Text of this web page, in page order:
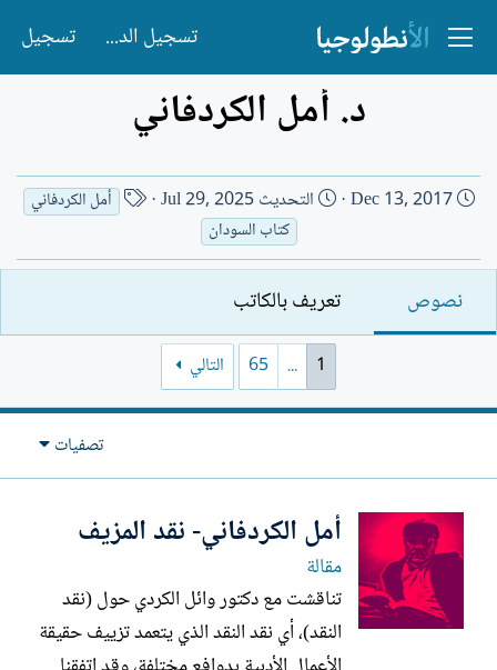
تسجيل الدخول تسجيل
د. أمل الكردفاني
ت
ر
ي
خ
ا
ن
Dec 13, 2017 التحديث Jul 29, 2025
ا
م
ا
ك
ب
أمل الكردفاني
كتاب السودان
نصوص تعريف بالكاتب
1
...
65 التالي
تصفيات
أمل الكردفاني- نقد المزيف
مقالة
تناقشت مع دكتور وائل الكردي حول (نقد
النقد)، أي نقد النقد الذي يتعمد تزييف حقيقة